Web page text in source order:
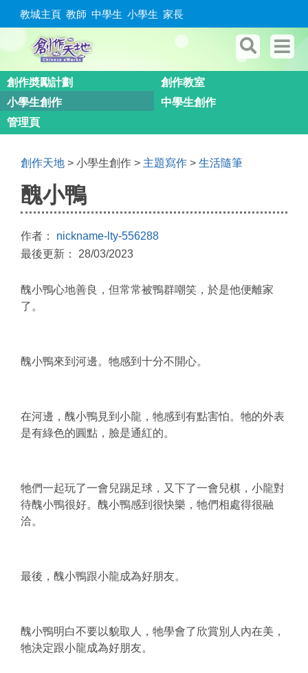
教城主頁 教師 中學生 小學生 家長
創作奬勵計劃
創作教室
小學生創作
中學生創作
管理頁
創作天地 > 小學生創作 > 主題寫作 > 生活隨筆
醜小鴨
作者： nickname-lty-556288
最後更新： 28/03/2023
醜小鴨心地善良，但常常被鴨群嘲笑，於是他便離家
了。
醜小鴨來到河邊。牠感到十分不開心。
在河邊，醜小鴨見到小龍，牠感到有點害怕。牠的外表
是有綠色的圓點，臉是通紅的。
牠們一起玩了一會兒踢足球，又下了一會兒棋，小龍對
待醜小鴨很好。醜小鴨感到很快樂，牠們相處得很融
洽。
最後，醜小鴨跟小龍成為好朋友。
醜小鴨明白不要以貌取人，牠學會了欣賞別人內在美，
牠決定跟小龍成為好朋友。